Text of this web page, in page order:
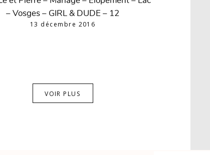
– Vosges – GIRL & DUDE – 12
13 décembre 2016
VOIR PLUS